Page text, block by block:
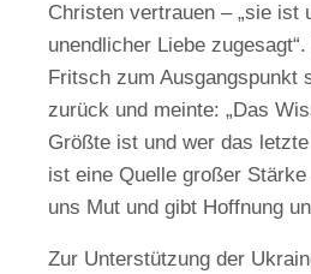
Christen vertrauen – „sie ist
unendlicher Liebe
Fritsch zum Ausgangspunkt
zurück und meinte: „Das
Größte ist und wer das
ist eine Quelle großer
uns Mut und gibt Hoffnung
Zur Unterstützung der